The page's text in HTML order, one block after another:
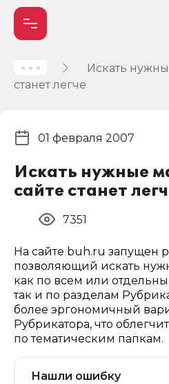
Искать
станет легче
Искать нужные
сайте станет
01 февраля 2007
7351
На сайте buh.ru запущен
позволяющий искать
как по всем или
так и по разделам
более эргономичный
Рубрикатора, что
по тематическим папкам.
Нашли ошибку
Учет и
налогообложение